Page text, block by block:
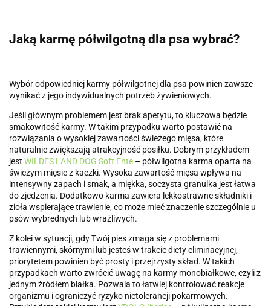
Jaką karmę półwilgotną dla psa wybrać?
Wybór odpowiedniej karmy półwilgotnej dla psa powinien zawsze
wynikać z jego indywidualnych potrzeb żywieniowych.
Jeśli głównym problemem jest brak apetytu, to kluczowa będzie
smakowitość karmy. W takim przypadku warto postawić na
rozwiązania o wysokiej zawartości świeżego mięsa, które
naturalnie zwiększają atrakcyjność posiłku. Dobrym przykładem
jest WILDES LAND DOG Soft Ente – półwilgotna karma oparta na
świeżym mięsie z kaczki. Wysoka zawartość mięsa wpływa na
intensywny zapach i smak, a miękka, soczysta granulka jest łatwa
do zjedzenia. Dodatkowo karma zawiera lekkostrawne składniki i
zioła wspierające trawienie, co może mieć znaczenie szczególnie u
psów wybrednych lub wrażliwych.
Z kolei w sytuacji, gdy Twój pies zmaga się z problemami
trawiennymi, skórnymi lub jesteś w trakcie diety eliminacyjnej,
priorytetem powinien być prosty i przejrzysty skład. W takich
przypadkach warto zwrócić uwagę na karmy monobiałkowe, czyli z
jednym źródłem białka. Pozwala to łatwiej kontrolować reakcje
organizmu i ograniczyć ryzyko nietolerancji pokarmowych.